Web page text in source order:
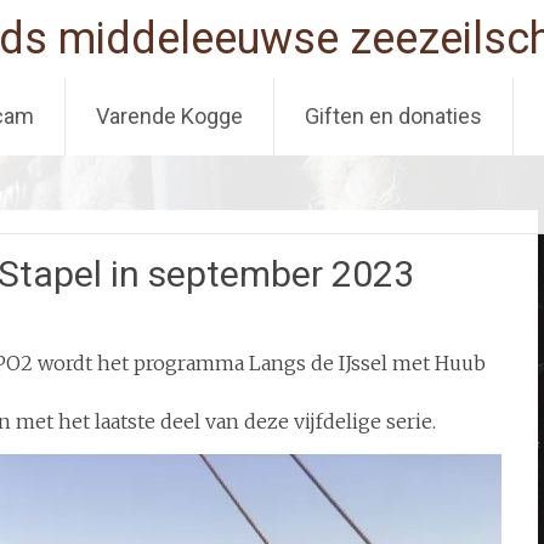
middeleeuwse
Varende Kogge Giften en donaties
in september 2023
wordt het programma Langs de IJssel met Huub
het laatste deel van deze vijfdelige serie.